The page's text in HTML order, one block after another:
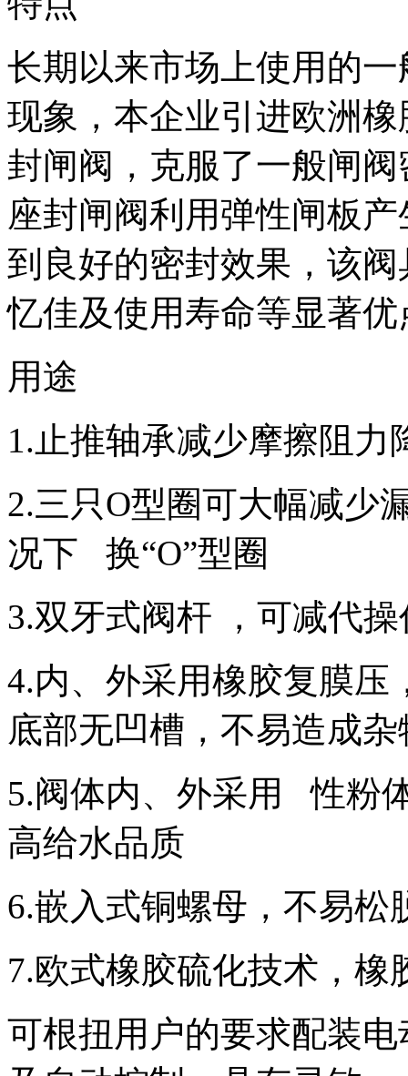
长期以来市场上使用的
现象，本企业引进欧洲
封闸阀，克服了一般闸
座封闸阀利用弹性闸板
到良好的密封效果，该
忆佳及使用寿命等显著优
用途
1.止推轴承减少摩擦阻力
2.三只Ο型圈可大幅减少
况下 换“O”型圈
3.双牙式阀杆 ，可减代
4.内、外采用橡胶复膜压
底部无凹槽，不易造成
5.阀体内、外采用 性粉
高给水品质
6.嵌入式铜螺母，不易松
7.欧式橡胶硫化技术，橡
可根扭用户的要求配装